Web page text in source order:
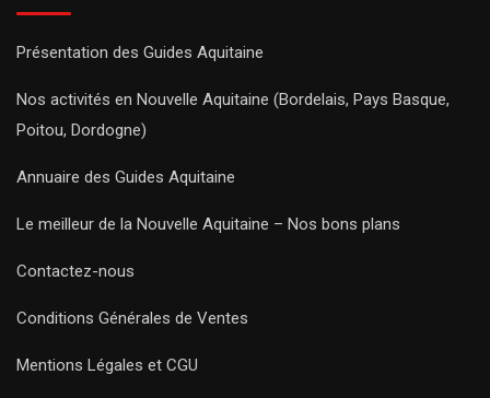
Présentation des Guides Aquitaine
Nos activités en Nouvelle Aquitaine (Bordelais, Pays Basque,
Poitou, Dordogne)
Annuaire des Guides Aquitaine
Le meilleur de la Nouvelle Aquitaine – Nos bons plans
Contactez-nous
Conditions Générales de Ventes
Mentions Légales et CGU